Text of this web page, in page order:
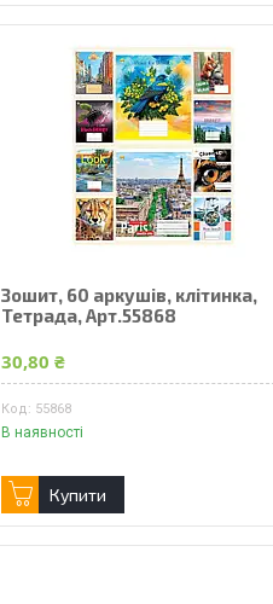
Зошит, 60 аркушів, клітинка,
Тетрада, Арт.55868
30,80 ₴
55868
В наявності
Купити